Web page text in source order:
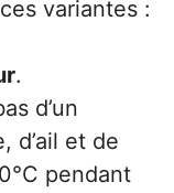
variantes :
.
d’un
d’ail et de
pendant